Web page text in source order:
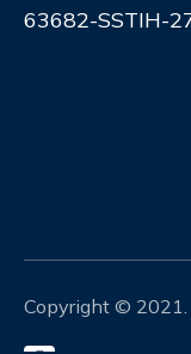
63682-SSTIH-
Copyright © 2021.